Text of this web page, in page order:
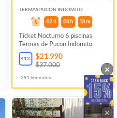
TERMAS PUCON INDOMITO
02 d 08 h 18m
Ticket Nocturno 6 piscinas
Termas de Pucon Indomito
41% $21.990
$37.000
291 Vendidos
×
×